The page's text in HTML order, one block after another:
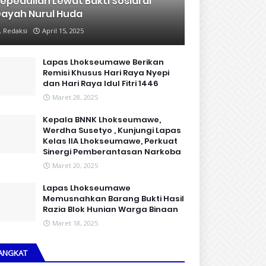
Nurul Huda
Redaksi April 15, 2025
Lapas Lhokseumawe Berikan
Remisi Khusus Hari Raya Nyepi
dan Hari Raya Idul Fitri 1446
Maret 28, 2025
Kepala BNNK Lhokseumawe,
Werdha Susetyo , Kunjungi Lapas
Kelas IIA Lhokseumawe, Perkuat
Sinergi Pemberantasan Narkoba
Maret 20, 2025
Lapas Lhokseumawe
Memusnahkan Barang Bukti Hasil
Razia Blok Hunian Warga Binaan
Maret 18, 2025